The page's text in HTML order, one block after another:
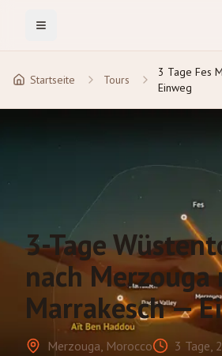
Toggle Menu
Startseite Tours
3 Tage Fes
Einweg
3-Tage
nach Merzouga
Marrakesch —
Merzouga, Morocco
3 Tage,